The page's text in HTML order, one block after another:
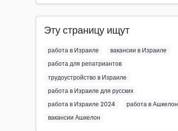
Эту страницу ищут
работа в Израиле
вакансии в Израиле
работа для репатриантов
трудоустройство в Израиле
работа в Израиле для русских
работа в Израиле 2024
работа в Ашкелон
вакансии Ашкелон